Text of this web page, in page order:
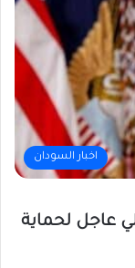
اخبار السودان
عاجل لحماية